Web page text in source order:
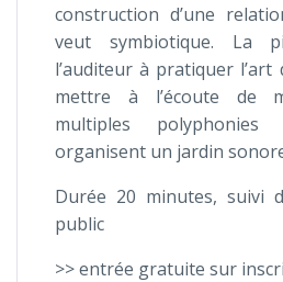
construction d’une
veut symbiotique. La
l’auditeur à pratiquer l’art
mettre à l’écoute de
multiples polyphonies
organisent un jardin
Durée 20 minutes, suivi
public
>> entrée gratuite sur